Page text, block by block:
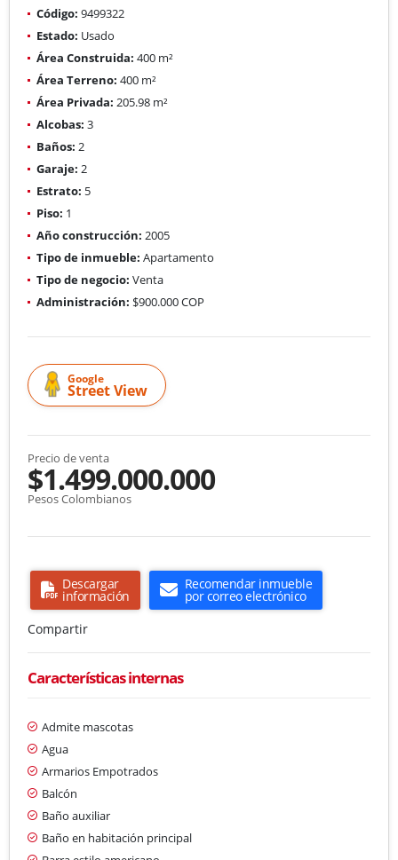
Código: 9499322
Estado: Usado
Área Construida: 400 m²
Área Terreno: 400 m²
Área Privada: 205.98 m²
Alcobas: 3
Baños: 2
Garaje: 2
Estrato: 5
Piso: 1
Año construcción: 2005
Tipo de inmueble: Apartamento
Tipo de negocio: Venta
Administración: $900.000 COP
Google
Street View
Precio de venta
$1.499.000.000
Pesos Colombianos
Descargar
información
Recomendar inmueble
por correo electrónico
Compartir
Características internas
Admite mascotas
Agua
Armarios Empotrados
Balcón
Baño auxiliar
Baño en habitación principal